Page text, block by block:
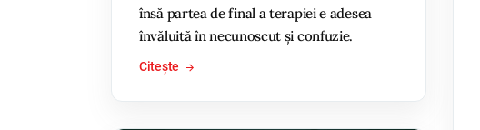
însă partea de final a terapiei e adesea
învăluită în necunoscut și confuzie.
Citește